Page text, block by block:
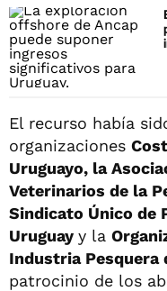
El recurso había
organizaciones
Uruguayo, la
Veterinarios de la
Sindicato Único de
Uruguay y la
Industria Pesquera
patrocinio de los